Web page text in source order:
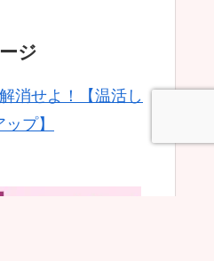
ジ
消せよ！【温活し
プ】